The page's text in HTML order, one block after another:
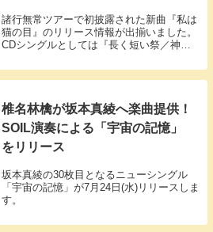
諸行無常ツアーで初披露された新曲『私は
猫の目』のリリース情報が出揃いました。
CDシングルとしては『長く短い祭／神
す。
椎名林檎が坂本真綾へ楽曲提供！
SOIL演奏による「宇宙の記憶」
をリリース
坂本真綾の30枚目となるニューシングル
「宇宙の記憶」が7月24日(水)リリースしま
す。